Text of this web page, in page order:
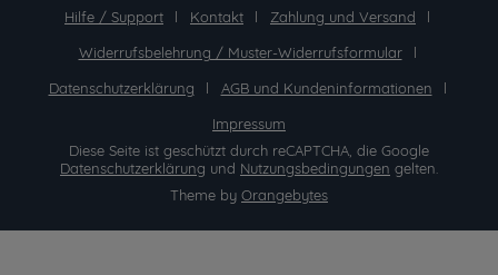
Hilfe / Support
Kontakt
Zahlung und Versand
Widerrufsbelehrung / Muster-Widerrufsformular
Datenschutzerklärung
AGB und Kundeninformationen
Impressum
Diese Seite ist geschützt durch reCAPTCHA, die Google
Datenschutzerklärung und Nutzungsbedingungen gelten.
Theme by Orangebytes